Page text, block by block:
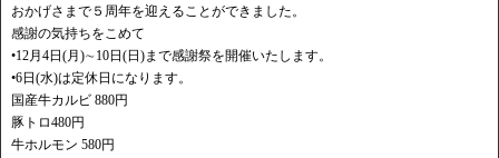
おかげさまで５周年を迎えることができました。
感謝の気持ちをこめて
•12月4日(月)∼10日(日)まで感謝祭を開催いたします。
•6日(水)は定休日になります。
国産牛カルビ 880円
豚トロ480円
牛ホルモン 580円